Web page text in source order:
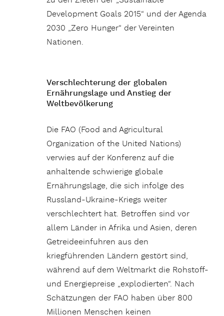
Development Goals 2015“ und der Agenda
2030 „Zero Hunger“ der Vereinten
Nationen.
Verschlechterung der globalen
Ernährungslage und Anstieg der
Weltbevölkerung
Die FAO (Food and Agricultural
Organization of the United Nations)
verwies auf der Konferenz auf die
anhaltende schwierige globale
Ernährungslage, die sich infolge des
Russland-Ukraine-Kriegs weiter
verschlechtert hat. Betroffen sind vor
allem Länder in Afrika und Asien, deren
Getreideeinfuhren aus den
kriegführenden Ländern gestört sind,
während auf dem Weltmarkt die Rohstoff-
und Energiepreise „explodierten“. Nach
Schätzungen der FAO haben über 800
Millionen Menschen keinen